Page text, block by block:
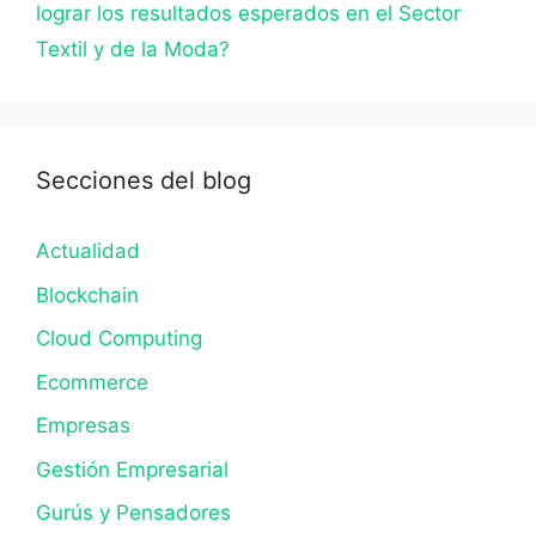
lograr los resultados esperados en el Sector
Textil y de la Moda?
Secciones del blog
Actualidad
Blockchain
Cloud Computing
Ecommerce
Empresas
Gestión Empresarial
Gurús y Pensadores